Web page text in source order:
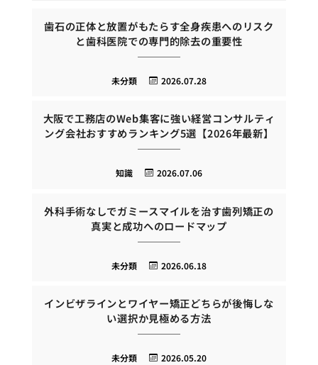
歯石の正体と放置がもたらす全身疾患へのリスク
と歯科医院での専門的除去の重要性
2026.07.28
未分類
大阪で工務店のWeb集客に強い経営コンサルティ
ング会社おすすめランキング5選【2026年最新】
2026.07.06
知識
外科手術なしでガミースマイルを治す歯列矯正の
真実と成功へのロードマップ
2026.06.18
未分類
インビザラインとワイヤー矯正どちらが後悔しな
い選択か見極める方法
2026.05.20
未分類